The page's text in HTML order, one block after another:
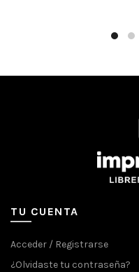
TU CUENTA
Acceder / Registrarse
¿Olvidaste tu contraseña?